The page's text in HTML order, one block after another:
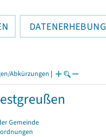
DATENERHEBUNG
Abkürzungen |
Gemeinde